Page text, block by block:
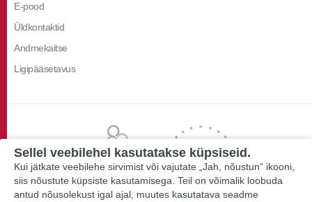
E-pood
Üldkontaktid
Andmekaitse
Ligipääsetavus
Sellel veebilehel kasutatakse küpsiseid.
Kui jätkate veebilehe sirvimist või vajutate „Jah, nõustun“ ikooni,
siis nõustute küpsiste kasutamisega. Teil on võimalik loobuda
antud nõusolekust igal ajal, muutes kasutatava seadme